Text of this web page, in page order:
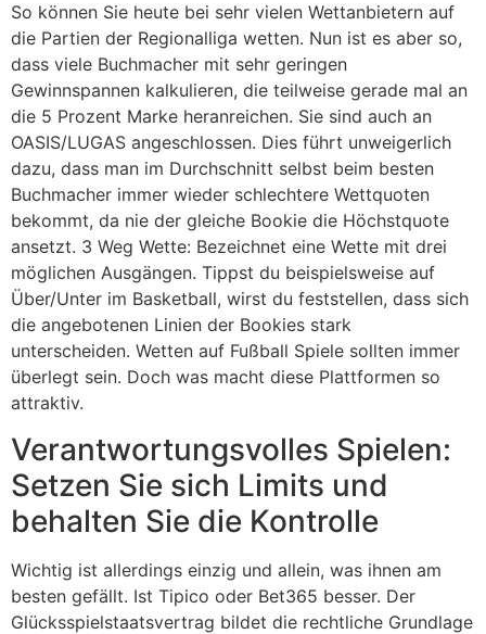
So können Sie heute bei sehr vielen Wettanbietern auf
die Partien der Regionalliga wetten. Nun ist es aber so,
dass viele Buchmacher mit sehr geringen
Gewinnspannen kalkulieren, die teilweise gerade mal an
die 5 Prozent Marke heranreichen. Sie sind auch an
OASIS/LUGAS angeschlossen. Dies führt unweigerlich
dazu, dass man im Durchschnitt selbst beim besten
Buchmacher immer wieder schlechtere Wettquoten
bekommt, da nie der gleiche Bookie die Höchstquote
ansetzt. 3 Weg Wette: Bezeichnet eine Wette mit drei
möglichen Ausgängen. Tippst du beispielsweise auf
Über/Unter im Basketball, wirst du feststellen, dass sich
die angebotenen Linien der Bookies stark
unterscheiden. Wetten auf Fußball Spiele sollten immer
überlegt sein. Doch was macht diese Plattformen so
attraktiv.
Verantwortungsvolles Spielen:
Setzen Sie sich Limits und
behalten Sie die Kontrolle
Wichtig ist allerdings einzig und allein, was ihnen am
besten gefällt. Ist Tipico oder Bet365 besser. Der
Glücksspielstaatsvertrag bildet die rechtliche Grundlage